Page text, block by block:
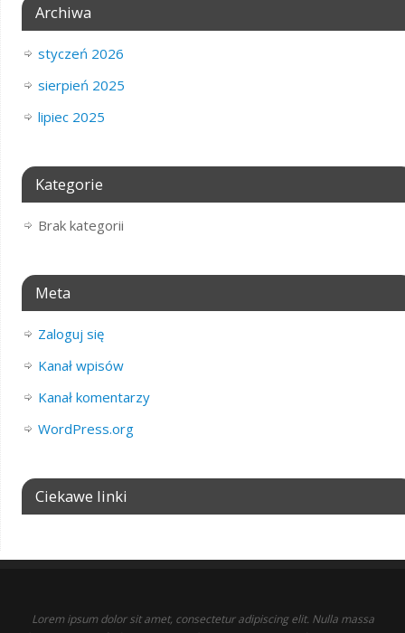
Archiwa
styczeń 2026
sierpień 2025
lipiec 2025
Kategorie
Brak kategorii
Meta
Zaloguj się
Kanał wpisów
Kanał komentarzy
WordPress.org
Ciekawe linki
Lorem ipsum dolor sit amet, consectetur adipiscing elit. Nulla massa